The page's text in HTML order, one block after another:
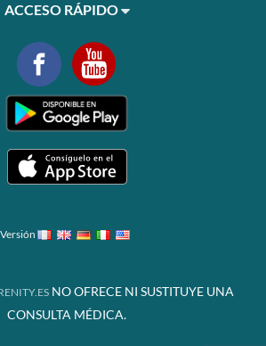
ACCESO RÁPIDO
Versión
NO OFRECE NI SUSTITUYE UNA
CONSULTA MÉDICA.